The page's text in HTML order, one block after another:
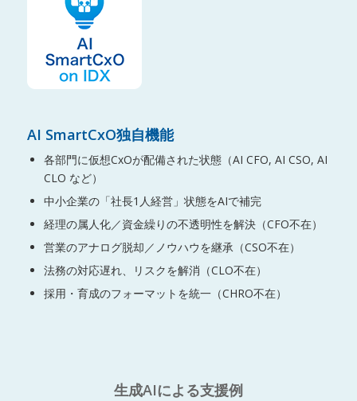
AI SmartCxO独自機能
各部門に仮想CxOが配備された状態（AI CFO, AI CSO, AI
CLO など）
中小企業の「社長1人経営」状態をAIで補完
経理の属人化／資金繰りの不透明性を解決（CFO不在）
営業のアナログ脱却／ノウハウを継承（CSO不在）
法務の対応遅れ、リスクを解消（CLO不在）
採用・育成のフォーマットを統一（CHRO不在）
生成AIによる支援例